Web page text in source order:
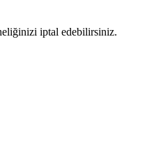
iptal edebilirsiniz.